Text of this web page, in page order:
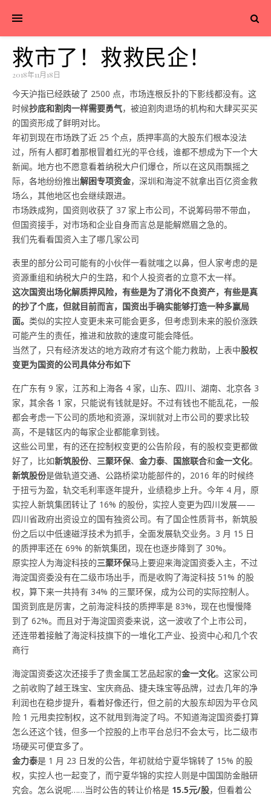
救市了！救救民企！
2018年11月18日
今天沪指已经跌破了 2500 点，市场连根反扑的下影线都没有。这
时候抄底和割肉一样需要勇气，被迫割肉退场的机构和大肆买买买
的国资形成了鲜明对比。
年初到现在市场跌了近 25 个点，质押率高的大股东们根本没法
过，所有人都盯着那根冒着红光的平仓线，谁都不想成为下一个大
新闻。地方也不愿意看着纳税大户们爆仓，所以在这风雨飘摇之
际，各地纷纷推出解困专项资金，深圳和海淀不就拿出百亿资金救
场么，其他地区也会继续跟进。
市场跌成狗，国资则收获了 37 家上市公司，不说筹码带不带血，
但国资接手，对市场和企业自身而言总是能解燃眉之急的。
我们先看看国资入主了哪几家公司
表里的部分公司可能有的小伙伴一看就嗤之以鼻，但人家考虑的是
资源重组和纳税大户的生路，和个人投资者的立意不太一样。
这次国资出场化解质押风险，有些是为了消化不良资产，有些是真
的抄了个底，但就目前而言，国资出手确实能够打造一种多赢局
面。 类似的实控人变更未来可能会更多，但考虑到未来的股价涨跌
可能产生的责任，推进和放款的速度可能会降低。
当然了，只有经济发达的地方政府才有这个能力救助，上表中股权
变更为国资的公司具体分布如下
在广东有 9 家，江苏和上海各 4 家，山东、四川、湖南、北京各 3
家，其余各 1 家，只能说有钱就是好。不过有钱也不能乱花，一般
都会考虑一下公司的质地和资源，深圳就对上市公司的要求比较
高，不是辖区内的每家企业都能拿到钱。
这些公司里，有的还在控制权变更的公告阶段，有的股权变更都做
好了，比如新筑股份、 三聚环保、 金力泰、 国旅联合和金一文化。
新筑股份是做轨道交通、公路桥梁功能部件的，2016 年的时候终
于扭亏为盈，轨交毛利率逐年提升，业绩稳步上升。今年 4 月，原
实控人新筑集团转让了 16% 的股份，实控人变更为四川发展——
四川省政府出资设立的国有独资公司。有了国企性质背书，新筑股
份之后以中低速磁浮技术为抓手，全面发展轨交业务。3 月 15 日
的质押率还在 69% 的新筑集团，现在也逐步降到了 30%。
原实控人为海淀科技的三聚环保马上要迎来海淀国资委入主，不过
海淀国资委没有在二级市场出手，而是收购了海淀科技 51% 的股
权，算下来一共持有 34% 的三聚环保，成为公司的实际控制人。
国资到底是厉害，之前海淀科技的质押率是 83%，现在也慢慢降
到了 62%。而且对于海淀国资委来说，这一波收了个上市公司，
还连带着接触了海淀科技旗下的一堆化工产业、投资中心和几个农
商行
海淀国资委这次还接手了贵金属工艺品起家的金一文化。这家公司
之前收购了越王珠宝、宝庆商品、捷夫珠宝等品牌，过去几年的净
利润也在稳步提升，看着好像还行，但之前的大股东却因为平仓风
险 1 元甩卖控制权，这不就甩到海淀了吗。不知道海淀国资委打算
怎么还这个钱，但多一个控股的上市平台总归不会太亏，比二级市
场硬买可便宜多了。
金力泰是 1 月 23 日发的公告，年初就给宁夏华锦转了 15% 的股
权，实控人也一起变了，而宁夏华锦的实控人则是中国国防金融研
究会。怎么说呢……当时公告的转让价格是 15.5元/股，但看着公